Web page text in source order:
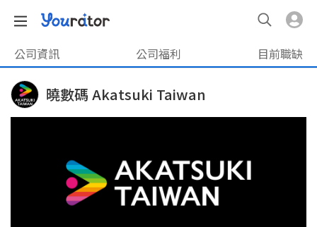
公司資訊 公司福利 目前職缺
曉數碼 Akatsuki Taiwan